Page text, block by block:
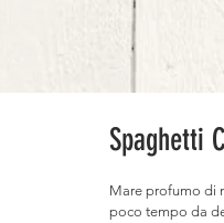
Spaghetti
Mare profumo di
poco tempo da